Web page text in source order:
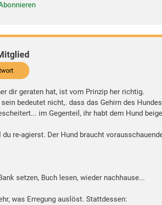
dir geraten hat, ist vom Prinzip her richtig.
bedeutet nicht,. dass das Gehirn des
im Gegenteil, ihr habt dem Hund
re-agierst. Der Hund braucht
setzen, Buch lesen, wieder nachhause...
was Erregung auslöst. Stattdessen: